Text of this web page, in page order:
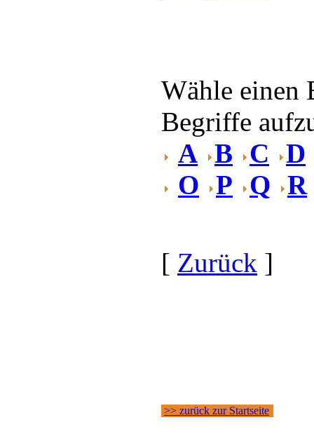
Wähle einen
Begriffe
A B C
D
O P Q R
[ Zurück ]
>> zurück zur Startseite